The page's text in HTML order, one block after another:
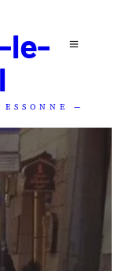
le-
—